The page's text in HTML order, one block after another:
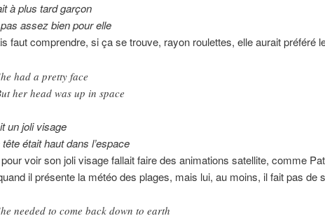
à plus tard garçon
pas assez bien pour elle
faut comprendre, si ça se trouve, rayon roulettes, elle aurait préféré
had a pretty face
her head was up in space
un joli visage
était haut dans l’espace
voir son joli visage fallait faire des animations satellite, comme
il présente la météo des plages, mais lui, au moins, il fait pas de
needed to come back down to earth